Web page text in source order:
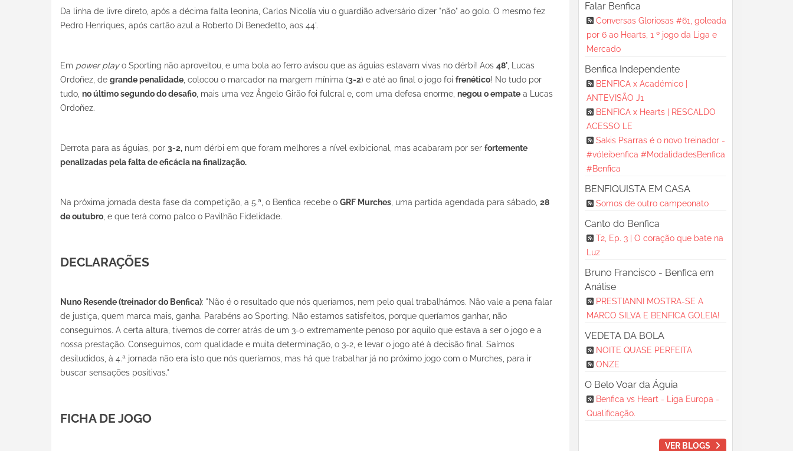
Da linha de livre direto, após a décima falta leonina, Carlos Nicolía viu o guardião adversário dizer "não" ao golo. O mesmo fez
Pedro Henriques, após cartão azul a Roberto Di Benedetto, aos 44'.
Em power playo Sporting não aproveitou, e uma bola ao ferro avisou que as águias estavam vivas no dérbi! Aos 48' , Lucas
Ordoñez, de grande penalidade , colocou o marcador na margem mínima (3-2) e até ao final o jogo foi frenético! No tudo por
tudo, no último segundo do desafio , mais uma vez Ângelo Girão foi fulcral e, com uma defesa enorme, negou o empate a Lucas
Ordoñez.
Derrota para as águias, por 3-2, num dérbi em que foram melhores a nível exibicional, mas acabaram por ser fortemente
penalizadas pela falta de eficácia na finalização.
Na próxima jornada desta fase da competição, a 5.ª, o Benfica recebe o GRF Murches , uma partida agendada para sábado, 28
de outubro , e que terá como palco o Pavilhão Fidelidade.
DECLARAÇÕES
Nuno Resende (treinador do Benfica): "Não é o resultado que nós queríamos, nem pelo qual trabalhámos. Não vale a pena falar
de justiça, quem marca mais, ganha. Parabéns ao Sporting. Não estamos satisfeitos, porque queríamos ganhar, não
conseguimos. A certa altura, tivemos de correr atrás de um 3-0 extremamente penoso por aquilo que estava a ser o jogo e a
nossa prestação. Conseguimos, com qualidade e muita determinação, o 3-2, e levar o jogo até à decisão final. Saímos
desiludidos, à 4.ª jornada não era isto que nós queríamos, mas há que trabalhar já no próximo jogo com o Murches, para ir
buscar sensações positivas."
FICHA DE JOGO
Falar Benfica
Conversas Gloriosas #61, goleada
por 6 ao Hearts, 1 º jogo da Liga e
Mercado
Benfica Independente
BENFICA x Académico |
ANTEVISÃO J1
BENFICA x Hearts | RESCALDO
ACESSO LE
Sakis Psarras é o novo treinador -
#vóleibenfica #ModalidadesBenfica
#Benfica
BENFIQUISTA EM CASA
Somos de outro campeonato
Canto do Benfica
T2, Ep. 3 | O coração que bate na
Luz
Bruno Francisco - Benfica em
Análise
PRESTIANNI MOSTRA-SE A
MARCO SILVA E BENFICA GOLEIA!
VEDETA DA BOLA
NOITE QUASE PERFEITA
ONZE
O Belo Voar da Águia
Benfica vs Heart - Liga Europa -
Qualificação.
VER BLOGS